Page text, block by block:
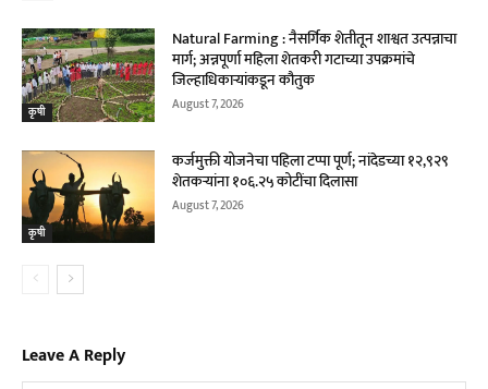
कृषी
Natural Farming : नैसर्गिक शेतीतून शाश्वत उत्पन्नाचा
मार्ग; अन्नपूर्णा महिला शेतकरी गटाच्या उपक्रमांचे
जिल्हाधिकाऱ्यांकडून कौतुक
August 7, 2026
कृषी
कर्जमुक्ती योजनेचा पहिला टप्पा पूर्ण; नांदेडच्या १२,९२९
शेतकऱ्यांना १०६.२५ कोटींचा दिलासा
August 7, 2026
Leave A Reply